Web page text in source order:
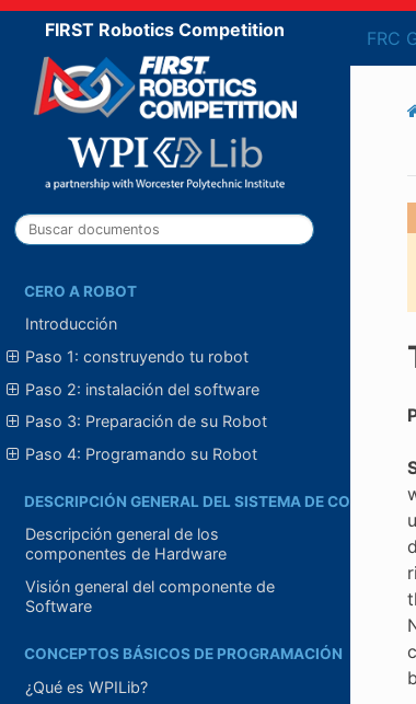
FRC
FIRST Robotics Competition
CERO A ROBOT
Introducción
Paso 1: construyendo tu robot
Paso 2: instalación del software
Paso 3: Preparación de su Robot
Paso 4: Programando su Robot
DESCRIPCIÓN GENERAL DEL SISTEMA DE CONTROL
Descripción general de los
componentes de Hardware
Visión general del componente de
Software
CONCEPTOS BÁSICOS DE PROGRAMACIÓN
¿Qué es WPILib?